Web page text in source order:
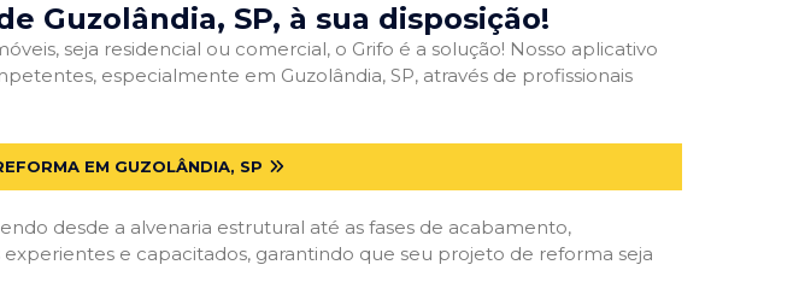
Guzolândia, SP, à sua disposição!
seja residencial ou comercial, o Grifo é a solução! Nosso aplicativo
especialmente em Guzolândia, SP, através de profissionais
EM GUZOLÂNDIA, SP
desde a alvenaria estrutural até as fases de acabamento,
e capacitados, garantindo que seu projeto de reforma seja